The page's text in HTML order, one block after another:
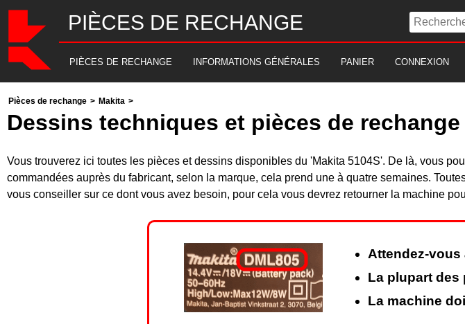
PIÈCES DE RECHANGE
PIÈCES DE RECHANGE INFORMATIONS GÉNÉRALES PANIER CONNEXION
Pièces de rechange > Makita >
Dessins techniques et pièces de rechange
Vous trouverez ici toutes les pièces et dessins disponibles du 'Makita 5104S'. De là, vous
commandées auprès du fabricant, selon la marque, cela prend une à quatre semaines.
vous conseiller sur ce dont vous avez besoin, pour cela vous devrez retourner la machine
Attendez-vous
La plupart des
La machine